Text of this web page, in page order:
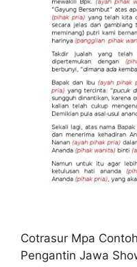
Cotrasur Mpa
Pengantin Jawa